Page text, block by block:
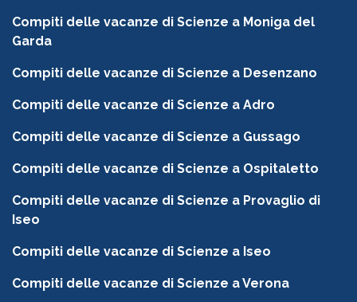
Compiti delle vacanze di Scienze a Moniga del
Garda
Compiti delle vacanze di Scienze a Desenzano
Compiti delle vacanze di Scienze a Adro
Compiti delle vacanze di Scienze a Gussago
Compiti delle vacanze di Scienze a Ospitaletto
Compiti delle vacanze di Scienze a Provaglio di
Iseo
Compiti delle vacanze di Scienze a Iseo
Compiti delle vacanze di Scienze a Verona